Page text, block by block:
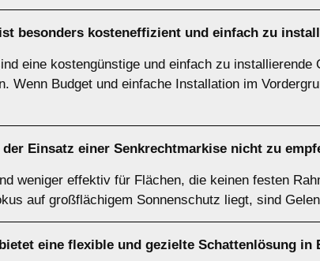
besonders kosteneffizient und einfach zu
eine kostengünstige und einfach zu
Wenn Budget und einfache Installation im
Einsatz einer Senkrechtmarkise nicht zu
weniger effektiv für Flächen, die keinen festen
auf großflächigem Sonnenschutz liegt, sind
eine flexible und gezielte Schattenlösung in